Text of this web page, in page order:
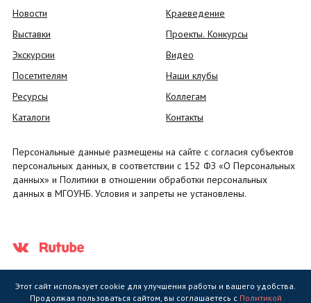
Новости
Выставки
Экскурсии
Посетителям
Ресурсы
Каталоги
Краеведение
Проекты. Конкурсы
Видео
Наши клубы
Коллегам
Контакты
Персональные данные размещены на сайте с согласия субъектов
персональных данных, в соответствии с 152 ФЗ «О Персональных
данных» и Политики в отношении обработки персональных
данных в МГОУНБ. Условия и запреты не установлены.
Этот сайт использует cookie для улучшения работы и вашего удобства.
Продолжая пользоваться сайтом, вы соглашаетесь с Политикой